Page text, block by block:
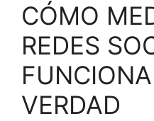
CÓMO
REDES
VERDAD